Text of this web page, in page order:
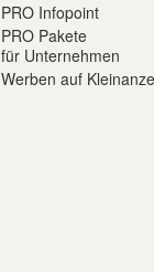
PRO Infopoint
PRO Pakete
für Unternehmen
Werben auf